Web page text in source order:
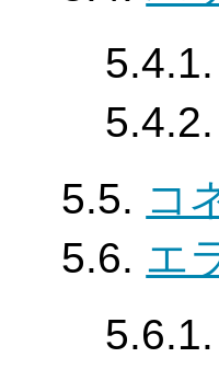
5.5. コ
5.6. エ
5.6.1.